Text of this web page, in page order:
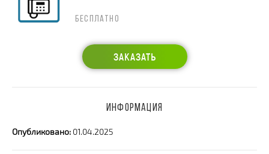
БЕСПЛАТНО
ЗАКАЗАТЬ
ИНФОРМАЦИЯ
Опубликовано: 01.04.2025